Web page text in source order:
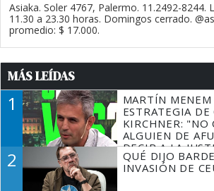
Asiaka. Soler 4767, Palermo. 11.2492-8244.
11.30 a 23.30 horas. Domingos cerrado.
promedio: $ 17.000.
MÁS LEÍDAS
1
MARTÍN MENEM
ESTRATEGIA
KIRCHNER: "NO
ALGUIEN DE
DECIR A LA
TIENE QUE
2
QUÉ DIJO
INVASIÓN DE